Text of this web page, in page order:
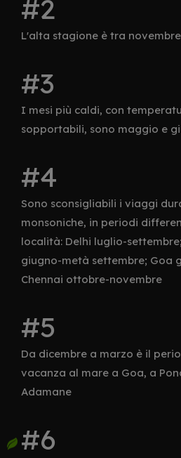
L'alta stagione è tra
I mesi più caldi, con
sopportabili, sono maggio e
Sono sconsigliabili i viaggi
monsoniche, in periodi
località: Delhi luglio-
giugno-metà settembre; Goa
Chennai ottobre-novembre
Da dicembre a marzo è il
vacanza al mare a Goa, a
Adamane